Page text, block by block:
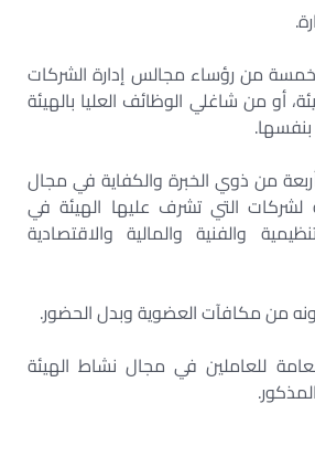
خمسة من رؤساء مجالس إدارة الشركات
أو من شاغلي الوظائف العليا بالهيئة
بنفسها.
من ذوي الخبرة والكفاية في مجال
التي تشرف عليها الهيئة في
والفنية والمالية والاقتصادية
من مكافآت العضوية وبدل الحضور.
للعاملين في مجال نشاط الهيئة